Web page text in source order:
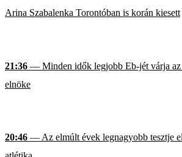
Arina Szabalenka Torontóban is korán kiesett
21:36 — Minden idők legjobb Eb-jét várja az
elnöke
20:46 — Az elmúlt évek legnagyobb tesztje